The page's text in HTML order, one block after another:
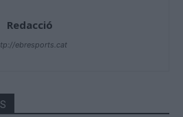
Redacció
ebresports.cat